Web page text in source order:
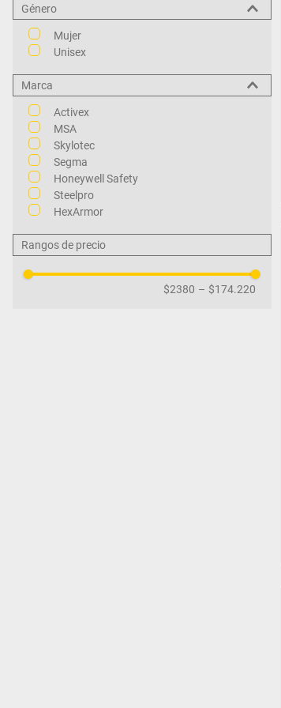
Rojo
Género
Mujer
Unisex
Marca
Activex
MSA
Skylotec
Segma
Honeywell Safety
Steelpro
HexArmor
Rangos de precio
$2380 – $174.220